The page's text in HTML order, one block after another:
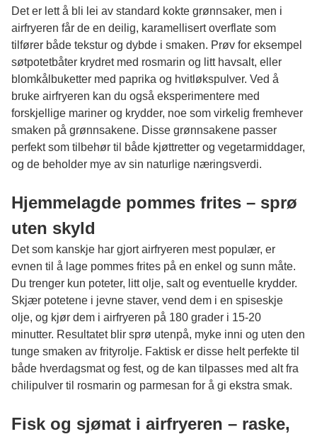
Det er lett å bli lei av standard kokte grønnsaker, men i
airfryeren får de en deilig, karamellisert overflate som
tilfører både tekstur og dybde i smaken. Prøv for eksempel
søtpotetbåter krydret med rosmarin og litt havsalt, eller
blomkålbuketter med paprika og hvitløkspulver. Ved å
bruke airfryeren kan du også eksperimentere med
forskjellige mariner og krydder, noe som virkelig fremhever
smaken på grønnsakene. Disse grønnsakene passer
perfekt som tilbehør til både kjøttretter og vegetarmiddager,
og de beholder mye av sin naturlige næringsverdi.
Hjemmelagde pommes frites – sprø
uten skyld
Det som kanskje har gjort airfryeren mest populær, er
evnen til å lage pommes frites på en enkel og sunn måte.
Du trenger kun poteter, litt olje, salt og eventuelle krydder.
Skjær potetene i jevne staver, vend dem i en spiseskje
olje, og kjør dem i airfryeren på 180 grader i 15-20
minutter. Resultatet blir sprø utenpå, myke inni og uten den
tunge smaken av frityrolje. Faktisk er disse helt perfekte til
både hverdagsmat og fest, og de kan tilpasses med alt fra
chilipulver til rosmarin og parmesan for å gi ekstra smak.
Fisk og sjømat i airfryeren – raske,